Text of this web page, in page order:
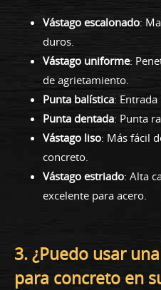
Vástago escalonado:
duros.
Vástago uniforme:
de agrietamiento.
Punta balística:
Punta dentada: Punta
Vástago liso: Más fácil
concreto.
Vástago estriado: Alta
excelente para acero.
3. ¿Puedo usar
para concreto en